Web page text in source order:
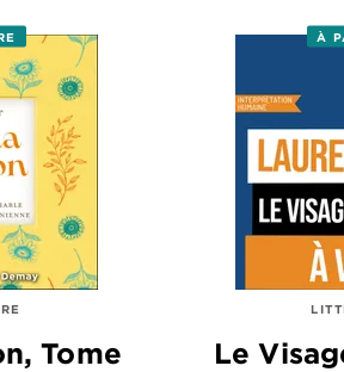
Tome
À
Le